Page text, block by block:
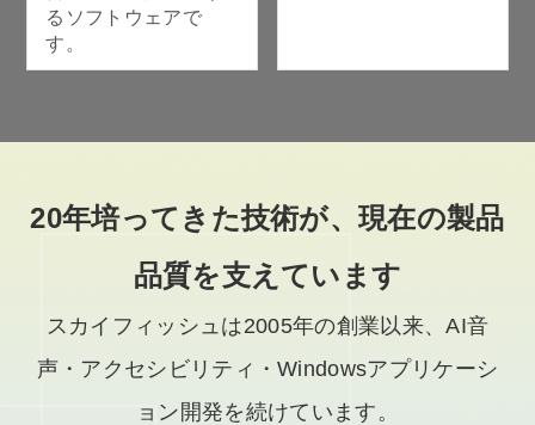
るソフトウェアで
す。
20年培ってきた技術が、現在の製品
品質を支えています
スカイフィッシュは2005年の創業以来、AI音
声・アクセシビリティ・Windowsアプリケーシ
ョン開発を続けています。